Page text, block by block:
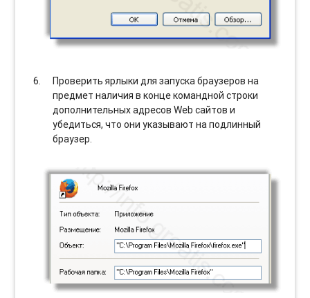
Проверить ярлыки для запуска браузеров на
предмет наличия в конце командной строки
дополнительных адресов Web сайтов и
убедиться, что они указывают на подлинный
браузер.